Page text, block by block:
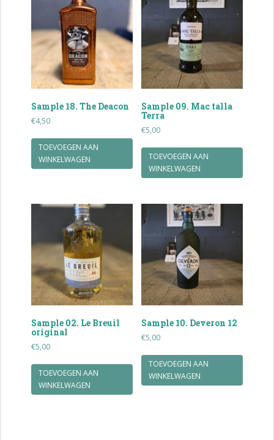
Sample 18. The Deacon
€4,50
TOEVOEGEN AAN
WINKELWAGEN
Sample 09. Mac talla
Terra
€5,00
TOEVOEGEN AAN
WINKELWAGEN
Sample 02. Le Breuil
original
€5,00
TOEVOEGEN AAN
WINKELWAGEN
Sample 10. Deveron 12
€5,00
TOEVOEGEN AAN
WINKELWAGEN